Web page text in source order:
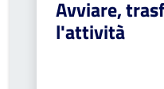
Avviare,
l'attività